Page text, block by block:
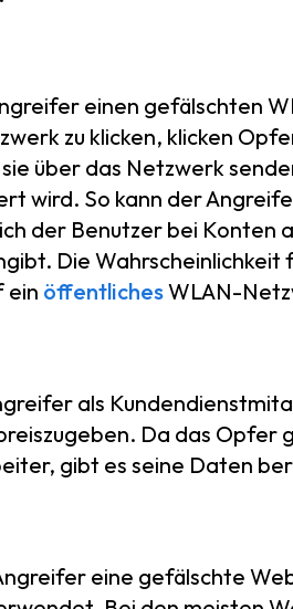
einen gefälschten
zu klicken, klicken
über das Netzwerk
wird. So kann der
der Benutzer bei Konten
Die Wahrscheinlichkeit
ein öffentlichesWLAN-
als
Da das Opfer
gibt es seine Daten
eine gefälschte